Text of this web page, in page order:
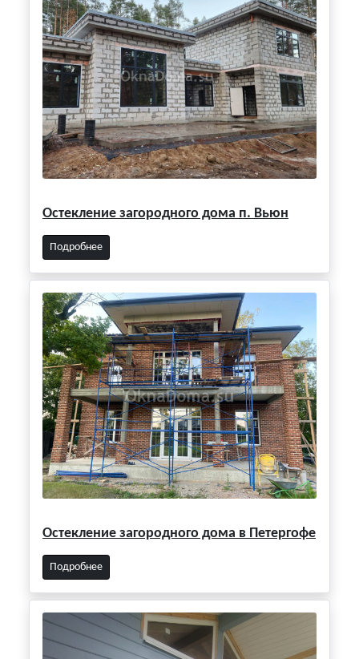
Остекление загородного дома п. Вьюн
Подробнее
Остекление загородного дома в Петергофе
Подробнее